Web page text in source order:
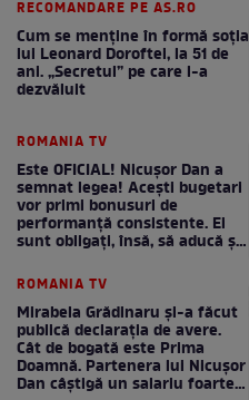
RECOMANDARE PE AS.RO
Cum se menţine în formă soţia
lui Leonard Doroftei, la 51 de
ani. „Secretul” pe care l-a
dezvăluit
ROMANIA TV
Este OFICIAL! Nicușor Dan a
semnat legea! Acești bugetari
vor primi bonusuri de
performanță consistente. Ei
sunt obligați, însă, să aducă și
ROMANIA TV
Mirabela Grădinaru și-a făcut
publică declarația de avere.
Cât de bogată este Prima
Doamnă. Partenera lui Nicușor
Dan câștigă un salariu foarte